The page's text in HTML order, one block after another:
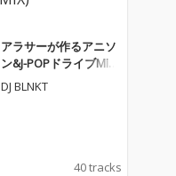
アラサーが作るアニソ
ン&J-POPドライブMIX1
9 (DJ MIX)
DJ BLNKT
40 tracks